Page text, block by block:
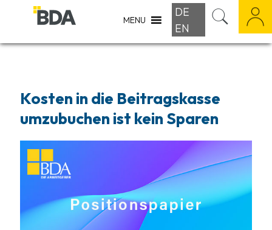
MENU
DE
EN
Kosten in die Beitragskasse
umzubuchen ist kein Sparen